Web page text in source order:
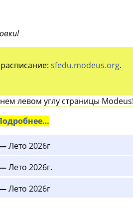
sfedu.modeus.org.
левом углу страницы Modeus!
Лето 2026г
Лето 2026г.
Лето 2026г